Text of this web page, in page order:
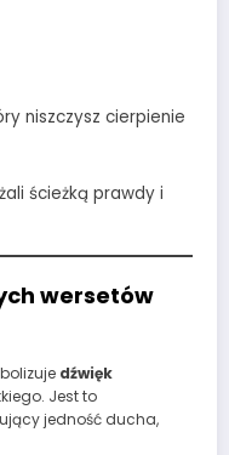
niszczysz cierpienie
ścieżką prawdy i
wersetów
dźwięk
Jest to
jedność ducha,